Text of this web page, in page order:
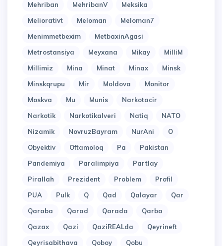
Mehriban
MehribanV
Meksika
Meliorativt
Meloman
Meloman7
Menimmetbexim
MetbaxinAgasi
Metrostansiya
Meyxana Mikay
MilliM
Millimiz
Mina Minat Minax
Minsk
Minskqrupu
Mir Moldova
Monitor
Moskva
Mu Munis
Narkotacir
Narkotik
Narkotikalveri Natiq
NATO
Nizamik
NovruzBayram NurAni
O
Obyektiv
Oftamoloq Pa
Pakistan
Pandemiya
Paralimpiya
Partlay
Pirallah
Prezident Problem
Profil
PUA
Pulk Q Qad Qalayar
Qar
Qaraba
Qarad Qarada
Qarba
Qazax
Qazi QaziREALda
Qeyrineft
Qeyrisabithava
Qoboy Qobu